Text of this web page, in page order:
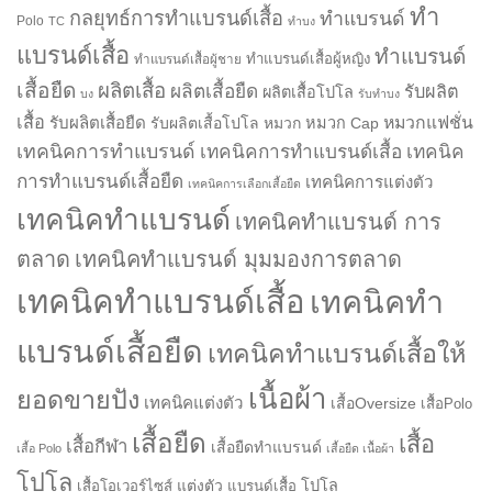
Polo TC กลยุทธ์การทำแบรนด์เสื้อ ทำบง ทำแบรนด์ ทำ
แบรนด์เสื้อ ทำแบรนด์เสื้อผู้ชาย ทำแบรนด์เสื้อผู้หญิง ทำแบรนด์
เสื้อยืด บง ผลิตเสื้อ ผลิตเสื้อยืด ผลิตเสื้อโปโล รับทำบง รับผลิต
เสื้อ รับผลิตเสื้อยืด รับผลิตเสื้อโปโล หมวก หมวก Cap หมวกแฟชั่น
เทคนิคการทำแบรนด์ เทคนิคการทำแบรนด์เสื้อ เทคนิค
การทำแบรนด์เสื้อยืด เทคนิคการเลือกเสื้อยืด เทคนิคการแต่งตัว
เทคนิคทำแบรนด์ เทคนิคทำแบรนด์ การ
ตลาด เทคนิคทำแบรนด์ มุมมองการตลาด
เทคนิคทำแบรนด์เสื้อ เทคนิคทำ
แบรนด์เสื้อยืด เทคนิคทำแบรนด์เสื้อให้
ยอดขายปัง เทคนิคแต่งตัว เนื้อผ้า เสื้อOversize เสื้อPolo
เสื้อ Polo เสื้อกีฬา เสื้อยืด เสื้อยืดทำแบรนด์ เสื้อยืด เนื้อผ้า เสื้อ
โปโล เสื้อโอเวอร์ไซส์ แต่งตัว แบรนด์เสื้อ โปโล